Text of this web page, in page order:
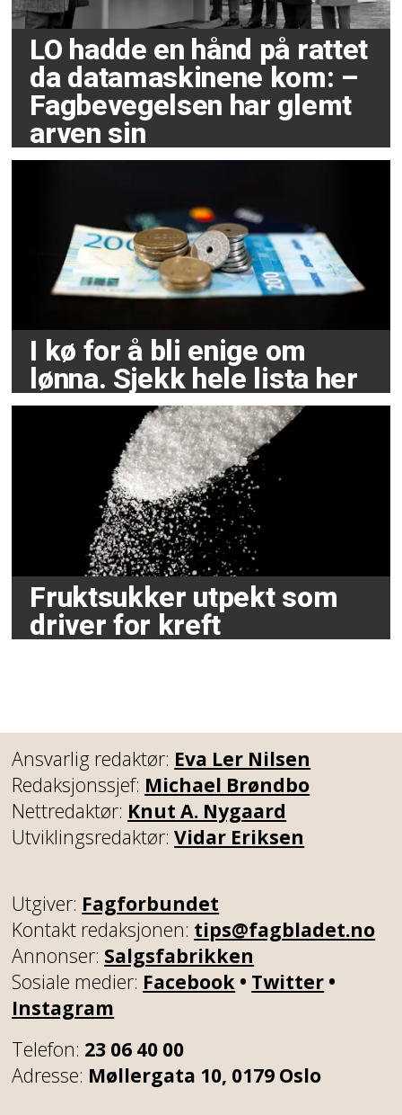
LO hadde en hånd på rattet
da datamaskinene kom: –
Fagbevegelsen har glemt
arven sin
I kø for å bli enige om
lønna. Sjekk hele lista her
Fruktsukker utpekt som
driver for kreft
Ansvarlig redaktør: Eva Ler Nilsen
Redaksjonssjef: Michael Brøndbo
Nettredaktør: Knut A. Nygaard
Utviklingsredaktør:Vidar Eriksen
Utgiver: Fagforbundet
Kontakt redaksjonen: tips@fagbladet.no
Annonser: Salgsfabrikken
Sosiale medier: Facebook • Twitter •
Instagram
Telefon: 23 06 40 00
Adresse: Møllergata 10, 0179 Oslo